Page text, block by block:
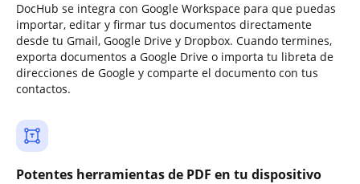
DocHub se integra con Google Workspace para que puedas
importar, editar y firmar tus documentos directamente
desde tu Gmail, Google Drive y Dropbox. Cuando termines,
exporta documentos a Google Drive o importa tu libreta de
direcciones de Google y comparte el documento con tus
contactos.
Potentes herramientas de PDF en tu dispositivo